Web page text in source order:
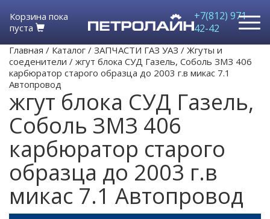
Корзина пока
пуста
+7(812) 971-
42-42
Главная / Каталог / ЗАПЧАСТИ ГАЗ УАЗ / Жгуты и
соеденители / жгут блока СУД Газель, Соболь ЗМЗ 406
карбюратор старого образца до 2003 г.в микас 7.1
Автопровод
жгут блока СУД Газель,
Соболь ЗМЗ 406
карбюратор старого
образца до 2003 г.в
микас 7.1 Автопровод